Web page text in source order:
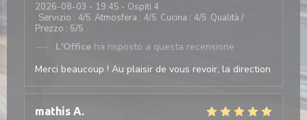
2026-08-03 - 19:45 - Ospiti 4
Servizio : 4/5 Atmosfera : 4/5 Cucina : 4/5 Qualità /
Prezzo : 5/5
L'Office ha risposto a questa recensione
Merci beaucoup ! Au plaisir de vous revoir, la direction
mathis A